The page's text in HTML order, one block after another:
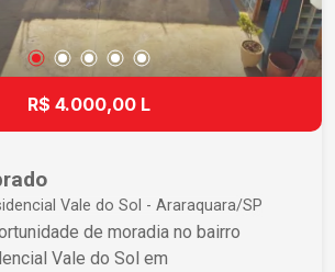
novo lar!
R$ 4.000,00 L
Vale do Sol - Araraquara/SP
de moradia no bairro
Vale do Sol em